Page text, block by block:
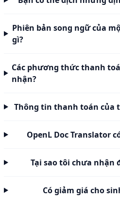
Phiên bản song ngữ của
gì?
Các phương thức thanh
nhận?
Thông tin thanh toán của
OpenL Doc Translator
Tại sao tôi chưa nhận
Có giảm giá cho